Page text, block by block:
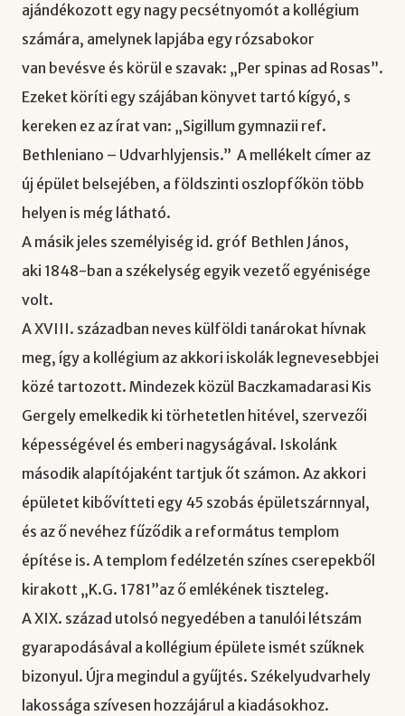
ajándékozott egy nagy pecsétnyomót a kollégium
számára, amelynek lapjába egy rózsabokor
van bevésve és körül e szavak: „Per spinas ad Rosas”.
Ezeket köríti egy szájában könyvet tartó kígyó, s
kereken ez az írat van: „Sigillum gymnazii ref.
Bethleniano – Udvarhlyjensis.” A mellékelt címer az
új épület belsejében, a földszinti oszlopfőkön több
helyen is még látható.
A másik jeles személyiség id. gróf Bethlen János,
aki 1848-ban a székelység egyik vezető egyénisége
volt.
A XVIII. században neves külföldi tanárokat hívnak
meg, így a kollégium az akkori iskolák legnevesebbjei
közé tartozott. Mindezek közül Baczkamadarasi Kis
Gergely emelkedik ki törhetetlen hitével, szervezői
képességével és emberi nagyságával. Iskolánk
második alapítójaként tartjuk őt számon. Az akkori
épületet kibővítteti egy 45 szobás épületszárnnyal,
és az ő nevéhez fűződik a református templom
építése is. A templom fedélzetén színes cserepekből
kirakott „K.G. 1781”az ő emlékének tiszteleg.
A XIX. század utolsó negyedében a tanulói létszám
gyarapodásával a kollégium épülete ismét szűknek
bizonyul. Újra megindul a gyűjtés. Székelyudvarhely
lakossága szívesen hozzájárul a kiadásokhoz.